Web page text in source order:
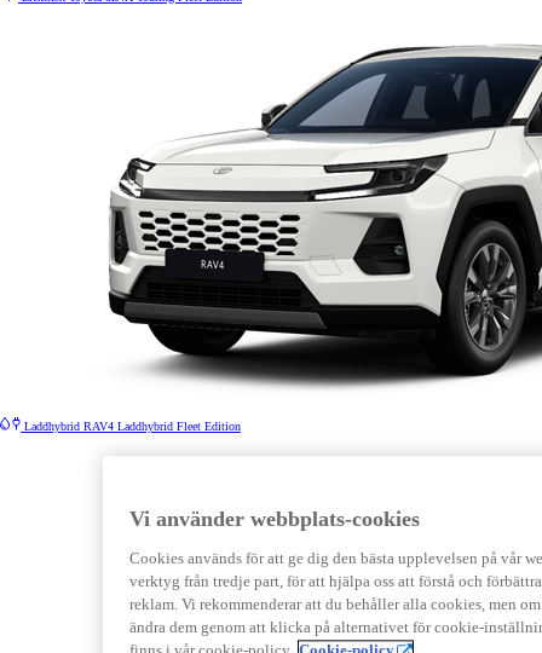
Laddhybrid RAV4 Laddhybrid Fleet Edition
Vi använder webbplats-cookies
Cookies används för att ge dig den bästa upplevelsen på vår
verktyg från tredje part, för att hjälpa oss att förstå och
reklam. Vi rekommenderar att du behåller alla cookies, men
ändra dem genom att klicka på alternativet för cookie-